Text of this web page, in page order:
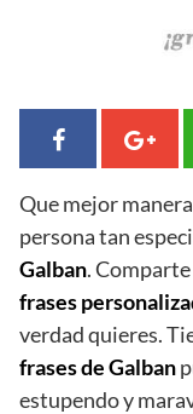
Que mejor
persona tan
Galban.
frases
verdad quieres.
frases de Galban
estupendo y